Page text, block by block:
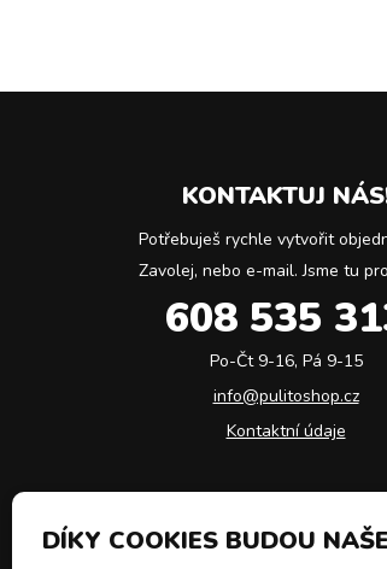
KONTAKTUJ
Potřebuješ rychle vytvořit
Zavolej, nebo e-mail. Jsme tu
608 535
Po-Čt 9-16, Pá 9-15
info@pulitoshop.cz
Kontaktní údaje
DÍKY COOKIES BUDOU